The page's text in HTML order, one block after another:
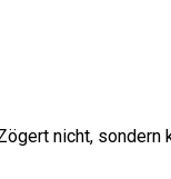
nicht,